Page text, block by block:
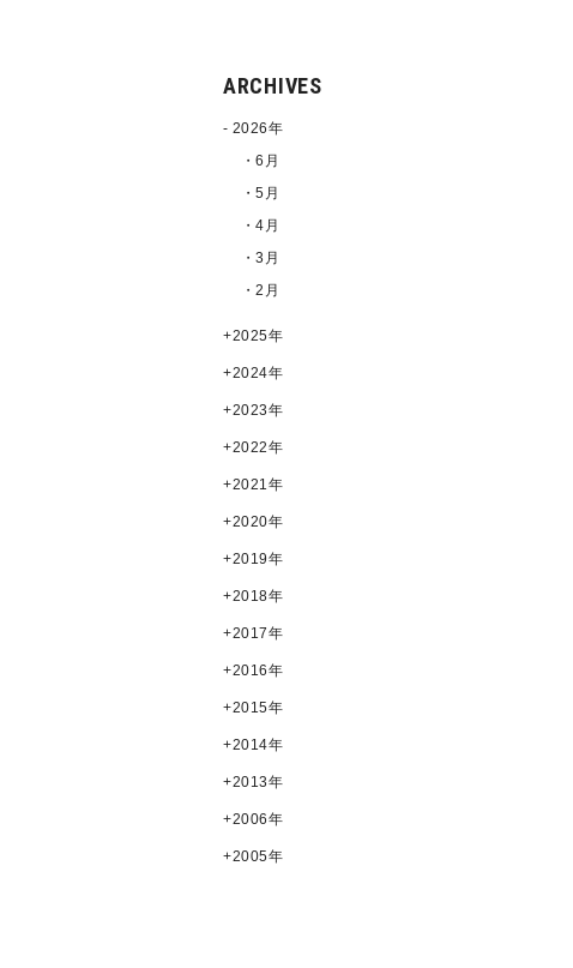
ARCHIVES
2026年
・6月
・5月
・4月
・3月
・2月
2025年
2024年
2023年
2022年
2021年
2020年
2019年
2018年
2017年
2016年
2015年
2014年
2013年
2006年
2005年